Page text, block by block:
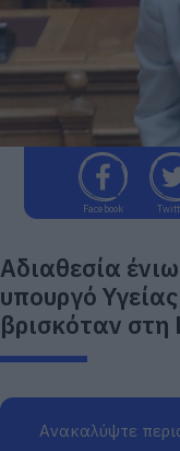
Facebook
Αδιαθεσία
υπουργό
βρισκόταν στη
Ανακαλύψτε